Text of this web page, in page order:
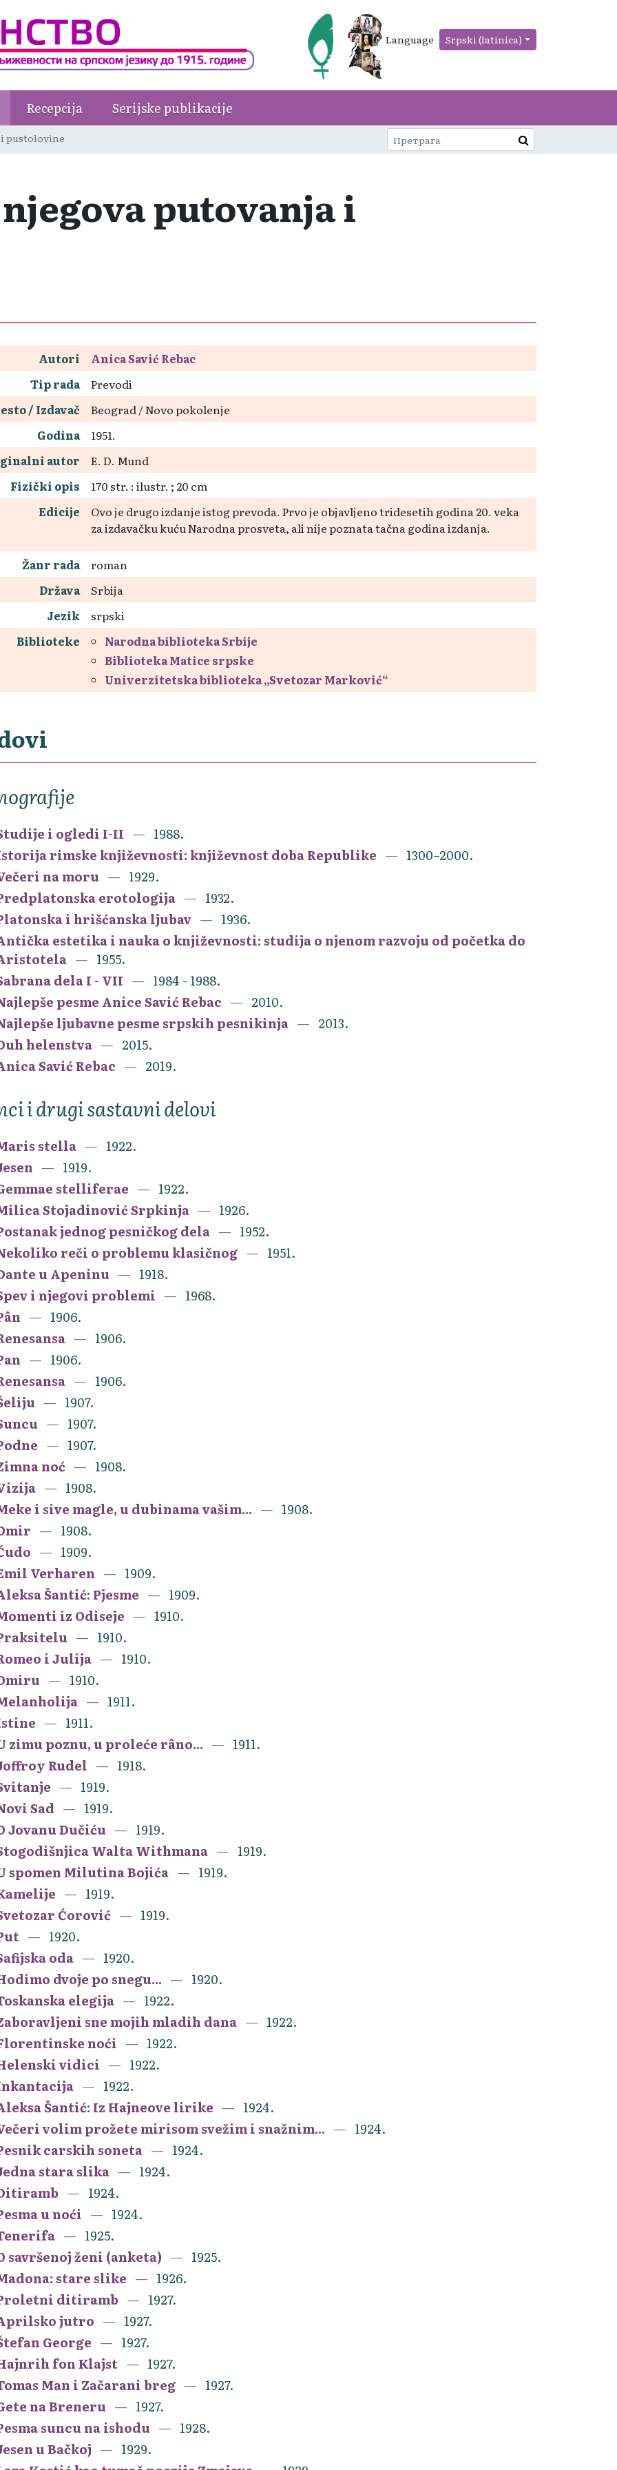
Language Srpski (latinica)
Recepcija Serijske publikacije
pustolovine
putovanja i
Autori
Anica Savić Rebac
Tip rada
Prevodi
/ Izdavač
Beograd / Novo pokolenje
Godina
1951.
autor
E. D. Mund
Fizički opis
170 str. : ilustr. ; 20 cm
Edicije
Ovo je drugo izdanje istog prevoda. Prvo je objavljeno tridesetih godina 20. veka
za izdavačku kuću Narodna prosveta, ali nije poznata tačna godina izdanja.
Žanr rada
roman
Država
Srbija
Jezik
srpski
Biblioteke
Narodna biblioteka Srbije
Biblioteka Matice srpske
Univerzitetska biblioteka „Svetozar Marković“
i ogledi I-II
1988.
rimske književnosti: književnost doba Republike
1300–2000.
na moru
1929.
erotologija
1932.
i hrišćanska ljubav
1936.
estetika i nauka o književnosti: studija o njenom razvoju od početka do
1955.
dela I - VII
1984 - 1988.
pesme Anice Savić Rebac
2010.
ljubavne pesme srpskih pesnikinja
2013.
helenstva
2015.
Savić Rebac
2019.
i drugi sastavni delovi
stella
1922.
1919.
stelliferae
1922.
Stojadinović Srpkinja
1926.
jednog pesničkog dela
1952.
reči o problemu klasičnog
1951.
u Apeninu
1918.
i njegovi problemi
1968.
1906.
1906.
1906.
1906.
1907.
1907.
1907.
noć
1908.
1908.
i sive magle, u dubinama vašim...
1908.
1908.
1909.
Verharen
1909.
Šantić: Pjesme
1909.
iz Odiseje
1910.
1910.
i Julija
1910.
1910.
1911.
1911.
zimu poznu, u proleće râno...
1911.
Rudel
1918.
1919.
Sad
1919.
Jovanu Dučiću
1919.
Walta Withmana
1919.
spomen Milutina Bojića
1919.
1919.
Ćorović
1919.
1920.
oda
1920.
dvoje po snegu...
1920.
elegija
1922.
sne mojih mladih dana
1922.
noći
1922.
vidici
1922.
1922.
Šantić: Iz Hajneove lirike
1924.
volim prožete mirisom svežim i snažnim...
1924.
carskih soneta
1924.
stara slika
1924.
1924.
u noći
1924.
1925.
savršenoj ženi (anketa)
1925.
stare slike
1926.
ditiramb
1927.
jutro
1927.
George
1927.
fon Klajst
1927.
Man i Začarani breg
1927.
na Breneru
1927.
suncu na ishodu
1928.
u Bačkoj
1929.